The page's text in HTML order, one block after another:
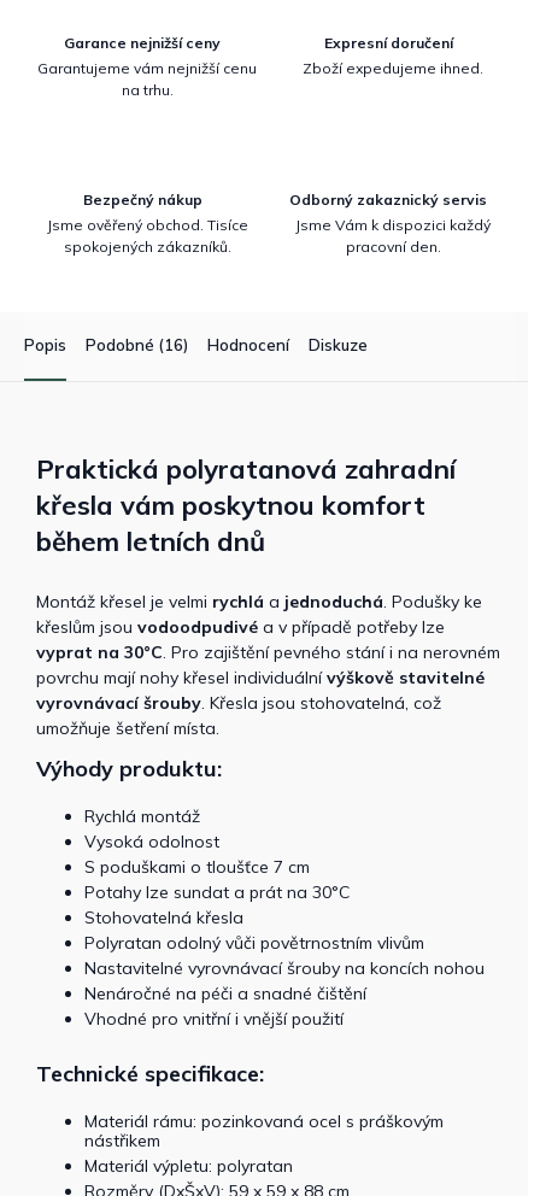
Garance nejnižší ceny
Garantujeme vám nejnižší cenu
na trhu.
Expresní doručení
Zboží expedujeme ihned.
Bezpečný nákup
Jsme ověřený obchod. Tisíce
spokojených zákazníků.
Odborný zakaznický servis
Jsme Vám k dispozici každý
pracovní den.
Popis Podobné (16) Hodnocení Diskuze
Praktická polyratanová zahradní
křesla vám poskytnou komfort
během letních dnů
Montáž křesel je velmi rychlá a jednoduchá. Podušky ke
křeslům jsou vodoodpudivé a v případě potřeby lze
vyprat na 30°C. Pro zajištění pevného stání i na nerovném
povrchu mají nohy křesel individuálnívýškově stavitelné
vyrovnávací šrouby. Křesla jsou stohovatelná, což
umožňuje šetření místa.
Výhody produktu:
Rychlá montáž
Vysoká odolnost
S poduškami o tloušťce 7 cm
Potahy lze sundat a prát na 30°C
Stohovatelná křesla
Polyratan odolný vůči povětrnostním vlivům
Nastavitelné vyrovnávací šrouby na koncích nohou
Nenáročné na péči a snadné čištění
Vhodné pro vnitřní i vnější použití
Technické specifikace:
Materiál rámu: pozinkovaná ocel s práškovým
nástřikem
Materiál výpletu: polyratan
Rozměry (DxŠxV): 59 x 59 x 88 cm